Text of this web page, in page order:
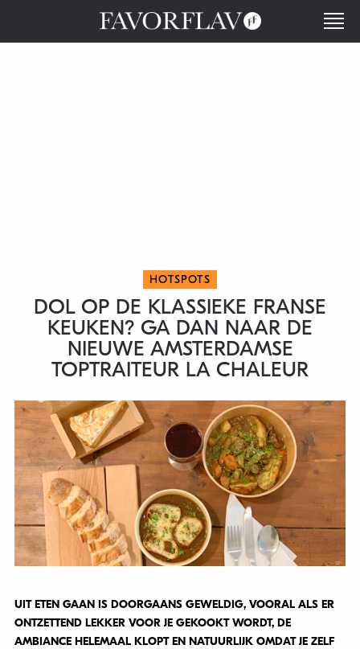
HOTSPOTS
DOL OP DE KLASSIEKE FRANSE
KEUKEN? GA DAN NAAR DE
NIEUWE AMSTERDAMSE
TOPTRAITEUR LA CHALEUR
UIT ETEN GAAN IS DOORGAANS GEWELDIG, VOORAL ALS ER
ONTZETTEND LEKKER VOOR JE GEKOOKT WORDT, DE
AMBIANCE HELEMAAL KLOPT EN NATUURLIJK OMDAT JE ZELF